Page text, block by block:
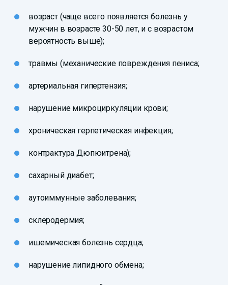
возраст (чаще всего появляется болезнь у
мужчин в возрасте 30-50 лет, и с возрастом
вероятность выше);
травмы (механические повреждения пениса;
артериальная гипертензия;
нарушение микроциркуляции крови;
хроническая герпетическая инфекция;
контрактура Дюпюитрена);
сахарный диабет;
аутоиммунные заболевания;
склеродермия;
ишемическая болезнь сердца;
нарушение липидного обмена;